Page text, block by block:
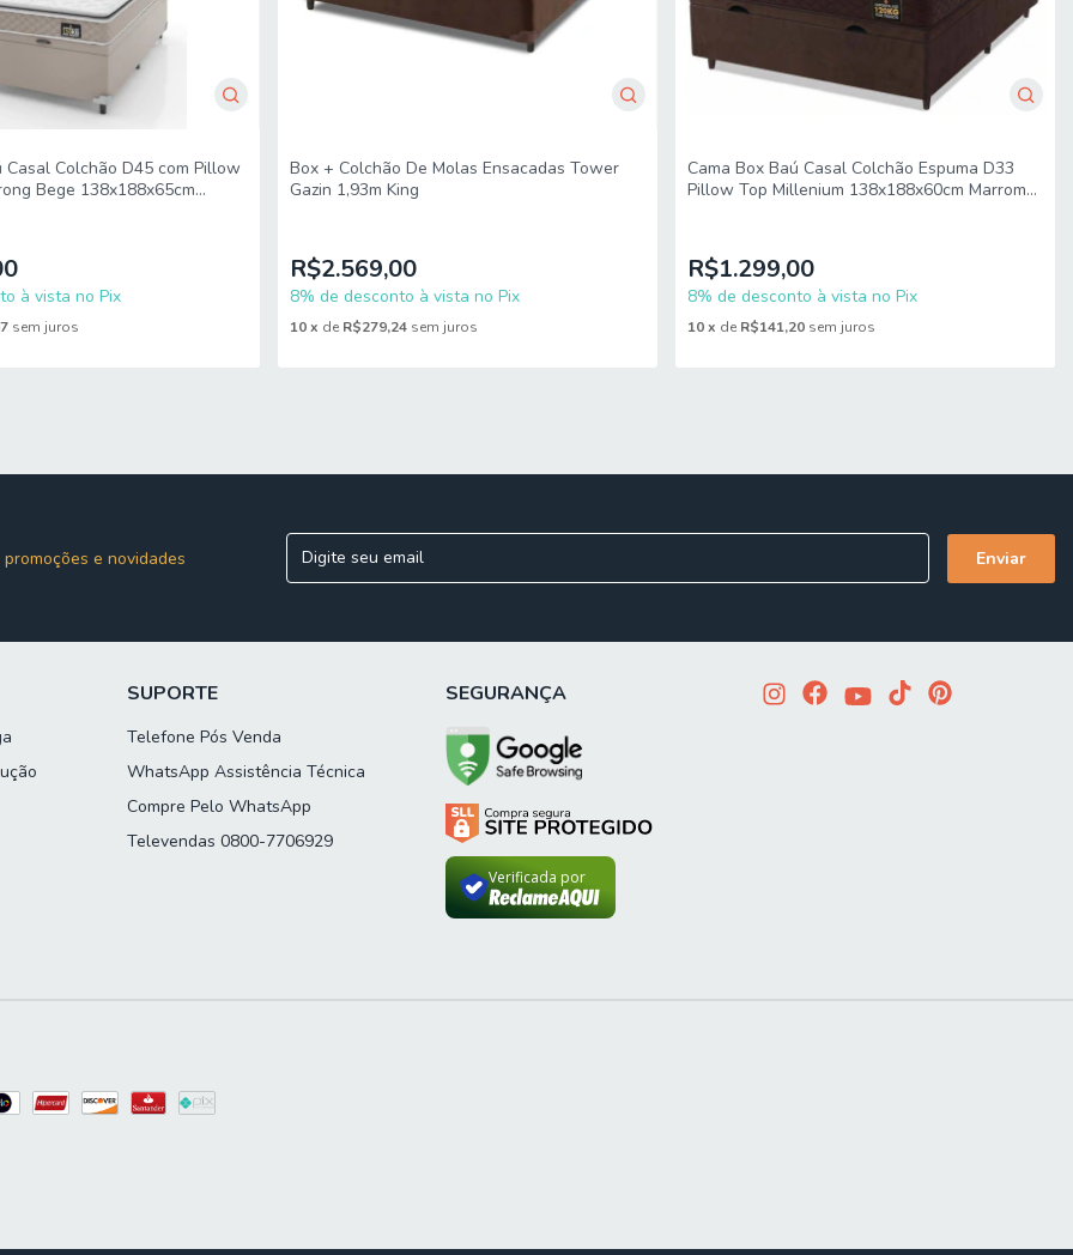
Casal Colchão D45 com Pillow
Bege 138x188x65cm
à vista no Pix
sem juros
Box + Colchão De Molas Ensacadas Tower
Gazin 1,93m King
R$2.569,00
8% de desconto à vista no Pix
10 x de R$279,24 sem juros
Cama Box Baú Casal Colchão Espuma D33
Pillow Top Millenium 138x188x60cm Marrom
R$1.299,00
8% de desconto à vista no Pix
10 x de R$141,20 sem juros
e novidades
SUPORTE
Telefone Pós Venda
WhatsApp Assistência Técnica
Compre Pelo WhatsApp
Televendas 0800-7706929
SEGURANÇA
Verificada por